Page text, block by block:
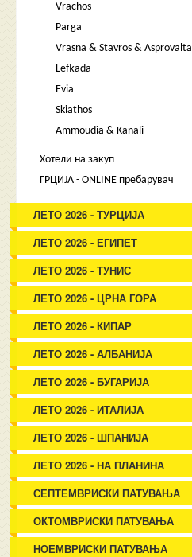
Vrachos
Parga
Vrasna & Stavros & Asprovalta
Lefkada
Evia
Skiathos
Ammoudia & Kanali
Хотели на закуп
ГРЦИЈА - ONLINE пребарувач
ЛЕТО 2026 - ТУРЦИЈА
ЛЕТО 2026 - ЕГИПЕТ
ЛЕТО 2026 - ТУНИС
ЛЕТО 2026 - ЦРНА ГОРА
ЛЕТО 2026 - КИПАР
ЛЕТО 2026 - АЛБАНИЈА
ЛЕТО 2026 - БУГАРИЈА
ЛЕТО 2026 - ИТАЛИЈА
ЛЕТО 2026 - ШПАНИЈА
ЛЕТО 2026 - НА ПЛАНИНА
СЕПТЕМВРИСКИ ПАТУВАЊА
ОКТОМВРИСКИ ПАТУВАЊА
НОЕМВРИСКИ ПАТУВАЊА